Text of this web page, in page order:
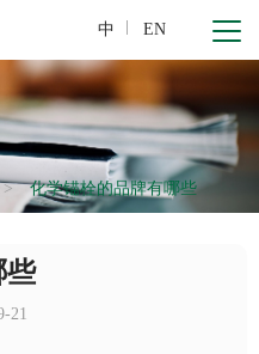
中 EN
> 化学锚栓的品牌有哪些
些
21